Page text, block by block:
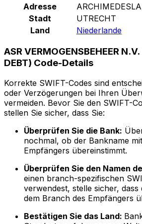
Adresse
Stadt
UTRECHT
Land
Niederlande
ASR VERMOGENSBEHEER
DEBT) Code-Details
Korrekte SWIFT-Codes sind
oder Verzögerungen bei Ihren
vermeiden. Bevor Sie den SWIFT-
stellen Sie sicher, dass Sie:
Überprüfen Sie die Bank:
nochmal, ob der Bankname
Empfängers übereinstimmt.
Überprüfen Sie den Namen
einen branch-spezifischen
verwendest, stelle sicher,
dem Branch des Empfängers
Bestätigen Sie das Land: